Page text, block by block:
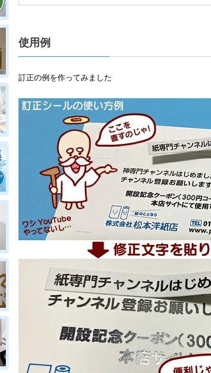
使用例
訂正の例を作ってみました